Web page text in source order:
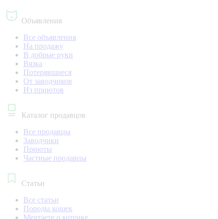
Объявления
Все объявления
На продажу
В добрые руки
Вязка
Потерявшиеся
От заводчиков
Из приютов
Каталог продавцов
Все продавцы
Заводчики
Приюты
Частные продавцы
Статьи
Все статьи
Породы кошек
Мечтаете о котенке